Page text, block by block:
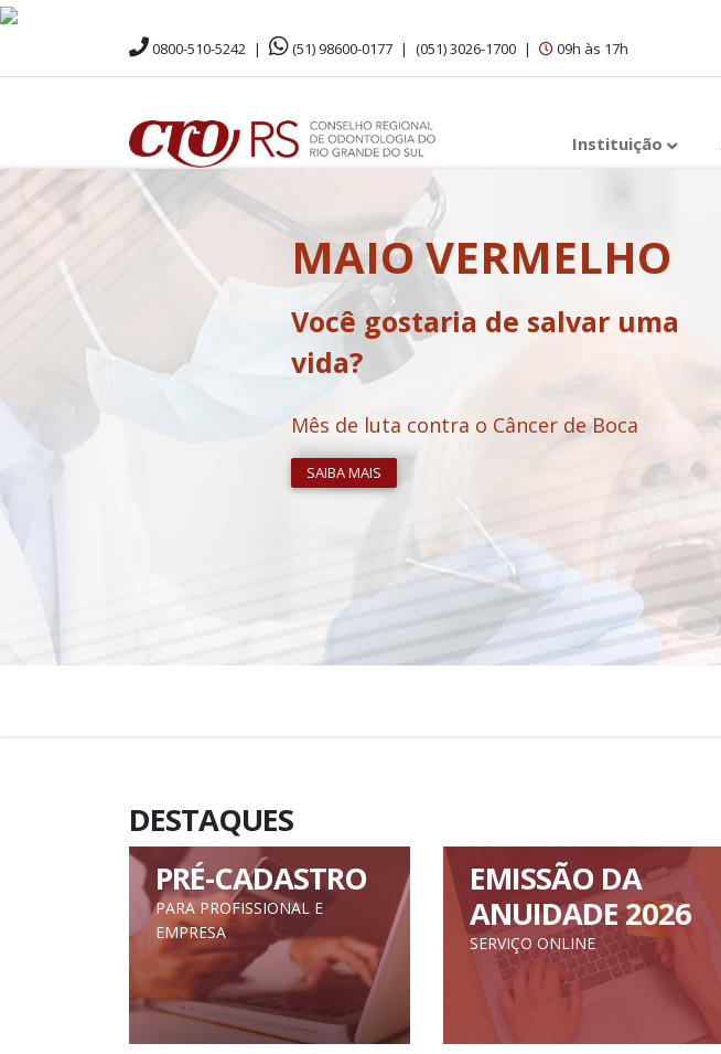
0800-510-5242 | (51) 98600-0177 | (051) 3026-1700 | 09h às 17h
Instituição
MAIO VERMELHO
Você gostaria de salvar uma
vida?
Mês de luta contra o Câncer de Boca
SAIBA MAIS
DESTAQUES
PRÉ-CADASTRO
PARA PROFISSIONAL E
EMPRESA
EMISSÃO DA
ANUIDADE 2026
SERVIÇO ONLINE